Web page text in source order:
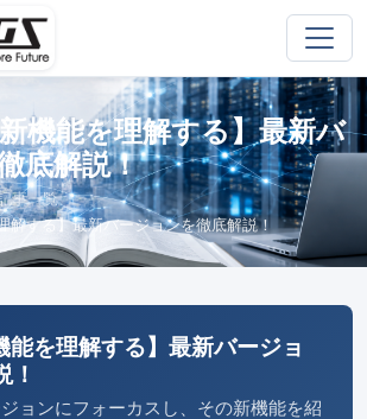
機能を理解する】最新バ
底解説！
事一覧
解する】最新バージョンを徹底解説！
能を理解する】最新バージョ
！
ョンにフォーカスし、その新機能を紹